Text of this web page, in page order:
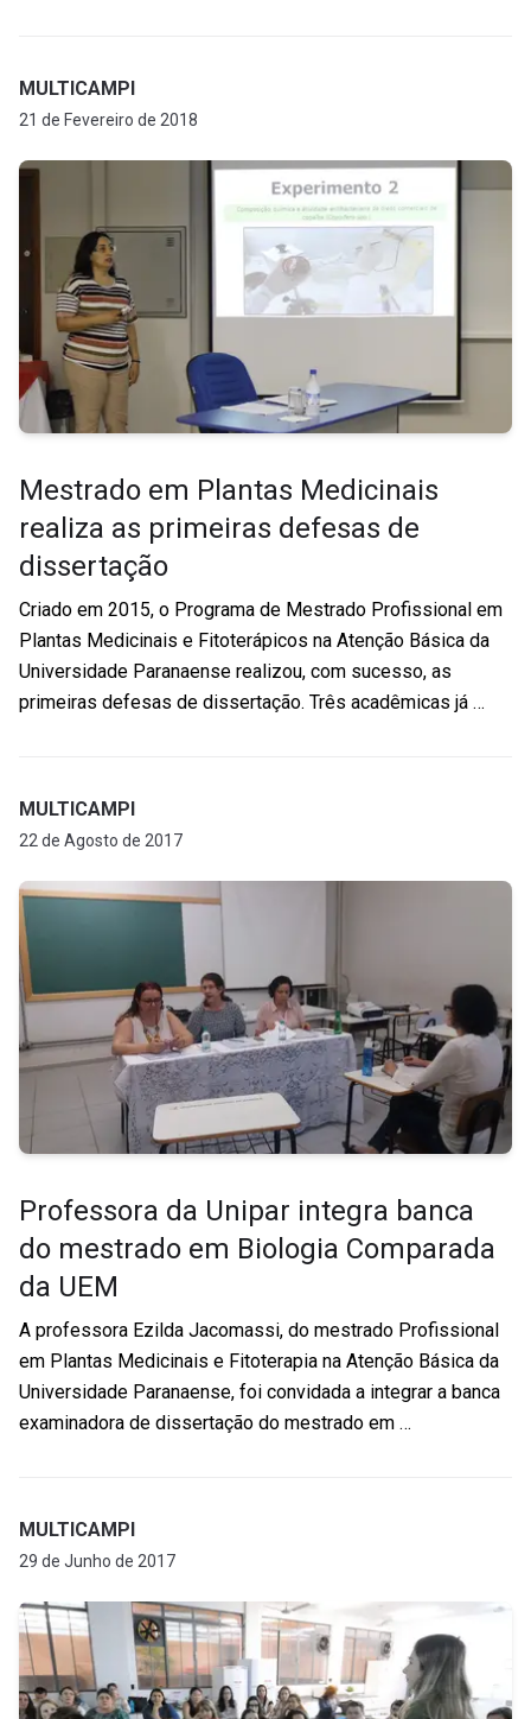
MULTICAMPI
21 de Fevereiro de 2018
Mestrado em Plantas Medicinais
realiza as primeiras defesas de
dissertação
Criado em 2015, o Programa de Mestrado Profissional em
Plantas Medicinais e Fitoterápicos na Atenção Básica da
Universidade Paranaense realizou, com sucesso, as
primeiras defesas de dissertação. Três acadêmicas já …
MULTICAMPI
22 de Agosto de 2017
Professora da Unipar integra banca
do mestrado em Biologia Comparada
da UEM
A professora Ezilda Jacomassi, do mestrado Profissional
em Plantas Medicinais e Fitoterapia na Atenção Básica da
Universidade Paranaense, foi convidada a integrar a banca
examinadora de dissertação do mestrado em …
MULTICAMPI
29 de Junho de 2017